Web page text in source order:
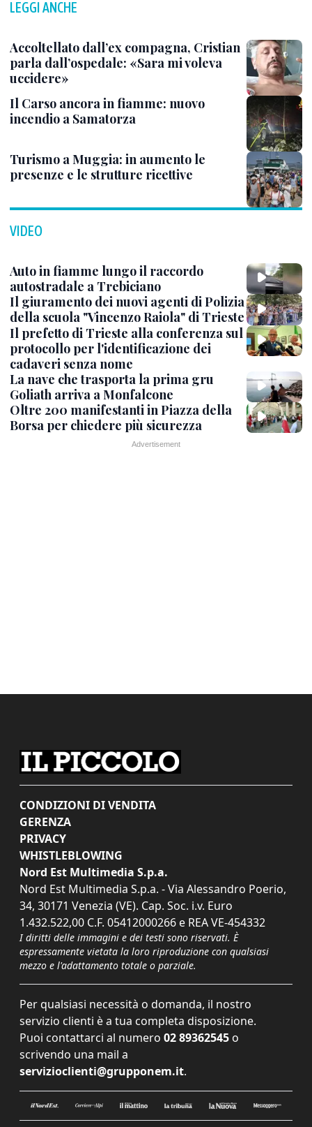
LEGGI ANCHE
Accoltellato dall’ex compagna, Cristian
parla dall’ospedale: «Sara mi voleva
uccidere»
Il Carso ancora in fiamme: nuovo
incendio a Samatorza
Turismo a Muggia: in aumento le
presenze e le strutture ricettive
VIDEO
Auto in fiamme lungo il raccordo
autostradale a Trebiciano
Il giuramento dei nuovi agenti di Polizia
della scuola "Vincenzo Raiola" di Trieste
Il prefetto di Trieste alla conferenza sul
protocollo per l'identificazione dei
cadaveri senza nome
La nave che trasporta la prima gru
Goliath arriva a Monfalcone
Oltre 200 manifestanti in Piazza della
Borsa per chiedere più sicurezza
CONDIZIONI DI VENDITA
GERENZA
PRIVACY
WHISTLEBLOWING
Nord Est Multimedia S.p.a.
Nord Est Multimedia S.p.a. - Via Alessandro Poerio,
34, 30171 Venezia (VE). Cap. Soc. i.v. Euro
1.432.522,00 C.F. 05412000266 e REA VE-454332
I diritti delle immagini e dei testi sono riservati. È
espressamente vietata la loro riproduzione con qualsiasi
mezzo e l'adattamento totale o parziale.
Per qualsiasi necessità o domanda, il nostro
servizio clienti è a tua completa disposizione.
Puoi contattarci al numero 02 89362545 o
scrivendo una mail a
servizioclienti@grupponem.it.